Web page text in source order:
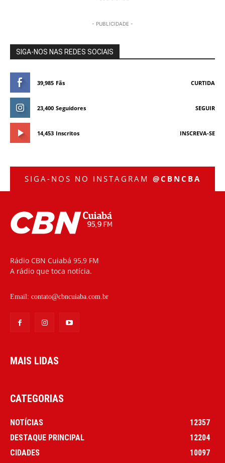
- PUBLICIDADE -
SIGA-NOS NAS REDES SOCIAIS
39,985 Fãs CURTIDA
23,400 Seguidores SEGUIR
14,453 Inscritos INSCREVA-SE
SIGA-NOS NO INSTAGRAM @CBNCBA
Rádio CBN Cuiabá 95,9 FM
A rádio que toca notícia.
Email: contato@cbncuiaba.com.br
MAIS LIDAS
CATEGORIAS
NOTÍCIAS
12357
DESTAQUE PRINCIPAL
12204
CIDADES
10097